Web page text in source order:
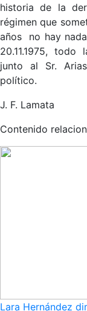
historia de la
régimen que
años no hay
20.11.1975,
junto al Sr.
político.
J. F. Lamata
Contenido
Lara Hernández